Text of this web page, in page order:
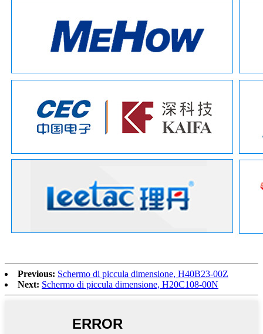
Previous: Schermo di piccula dimensione, H40B23-00Z
Next: Schermo di piccula dimensione, H20C108-00N